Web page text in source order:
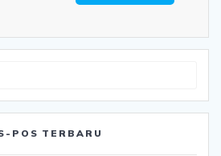
POS TERBARU